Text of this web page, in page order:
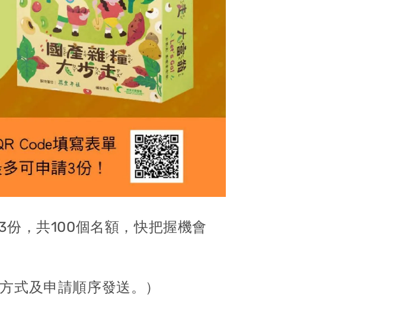
，共100個名額，快把握機會
式及申請順序發送。）